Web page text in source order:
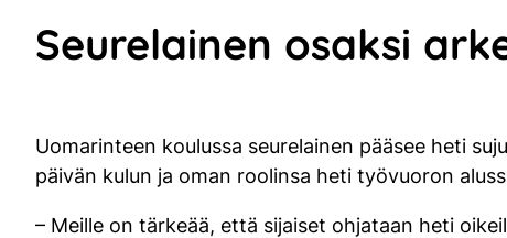
Seurelainen osaksi
Uomarinteen koulussa seurelainen pääsee heti
päivän kulun ja oman roolinsa heti työvuoron
– Meille on tärkeää, että sijaiset ohjataan heti